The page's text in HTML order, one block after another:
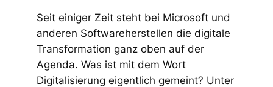
Seit einiger Zeit steht bei Microsoft und
anderen Softwareherstellen die digitale
Transformation ganz oben auf der
Agenda. Was ist mit dem Wort
Digitalisierung eigentlich gemeint? Unter